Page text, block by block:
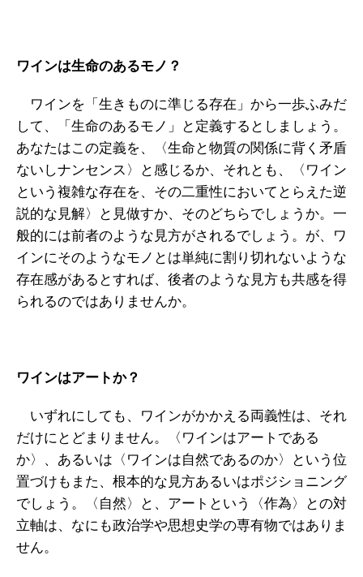
ワインは生命のあるモノ？
ワインを「生きものに準じる存在」から一歩ふみだ
して、「生命のあるモノ」と定義するとしましょう。
あなたはこの定義を、〈生命と物質の関係に背く矛盾
ないしナンセンス〉と感じるか、それとも、〈ワイン
という複雑な存在を、その二重性においてとらえた逆
説的な見解〉と見做すか、そのどちらでしょうか。一
般的には前者のような見方がされるでしょう。が、ワ
インにそのようなモノとは単純に割り切れないような
存在感があるとすれば、後者のような見方も共感を得
られるのではありませんか。
ワインはアートか？
いずれにしても、ワインがかかえる両義性は、それ
だけにとどまりません。〈ワインはアートである
か〉、あるいは〈ワインは自然であるのか〉という位
置づけもまた、根本的な見方あるいはポジショニング
でしょう。〈自然〉と、アートという〈作為〉との対
立軸は、なにも政治学や思想史学の専有物ではありま
せん。